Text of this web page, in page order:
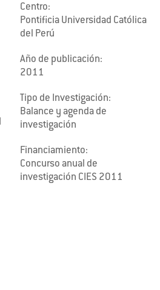
Centro:
Pontificia Universidad Católica
del Perú
Año de publicación:
2011
Tipo de Investigación:
Balance y agenda de
investigación
Financiamiento:
Concurso anual de
investigación CIES 2011